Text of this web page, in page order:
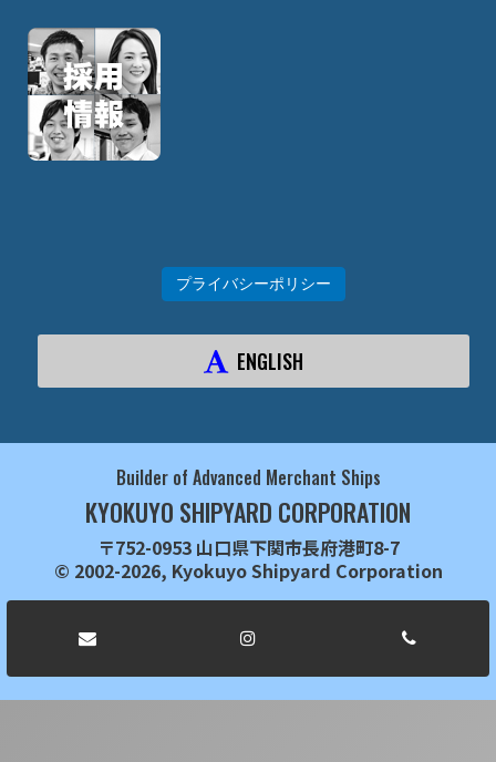
プライバシーポリシー
ENGLISH
Builder of Advanced Merchant Ships
KYOKUYO SHIPYARD CORPORATION
〒752-0953 山口県下関市長府港町8-7
© 2002-2026, Kyokuyo Shipyard Corporation